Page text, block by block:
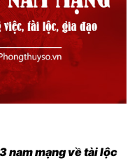
nam mạng về tài lộc